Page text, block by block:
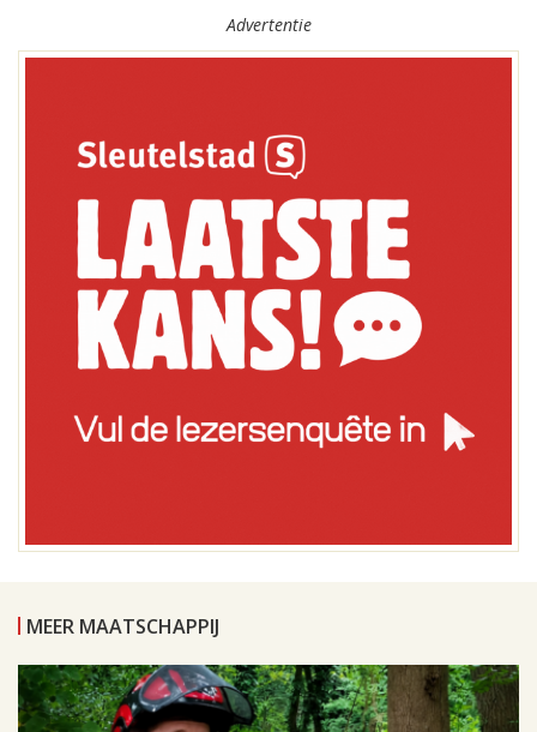
Advertentie
MEER MAATSCHAPPIJ